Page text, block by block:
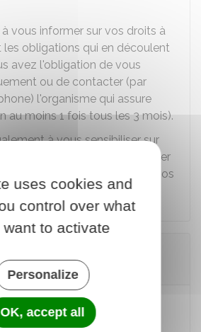
vous informer sur vos droits à
les obligations qui en découlent
avez l'obligation de vous
ou de contacter (par
l'organisme qui assure
au moins 1 fois tous les 3 mois).
à vous sensibiliser sur
régulièrement votre courrier
vos droits et recevoir vos
la décision de
est rendue par écrit
mois.
uses cookies and
control over what
want to activate
Personalize
OK, accept all